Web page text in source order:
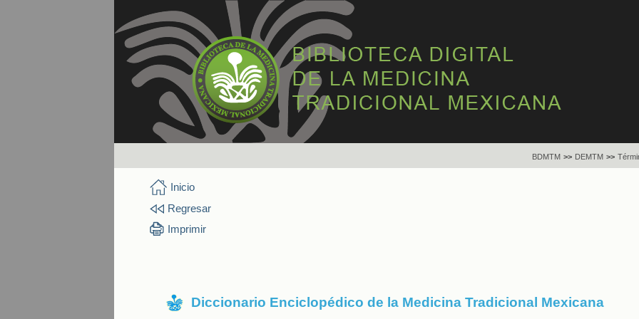
BDMTM >> DEMTM >>
Inicio
Regresar
Imprimir
Diccionario Enciclopédico de la Medicina Tradicional Mexicana